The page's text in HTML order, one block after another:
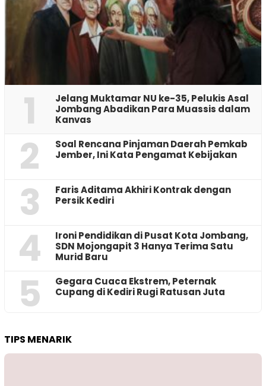
1
Jelang Muktamar NU ke-35, Pelukis Asal
Jombang Abadikan Para Muassis dalam
Kanvas
2
‎Soal Rencana Pinjaman Daerah Pemkab
Jember, Ini Kata Pengamat Kebijakan ‎
3
Faris Aditama Akhiri Kontrak dengan
Persik Kediri
4
Ironi Pendidikan di Pusat Kota Jombang,
SDN Mojongapit 3 Hanya Terima Satu
Murid Baru
5
‎Gegara Cuaca Ekstrem, Peternak
Cupang di Kediri Rugi Ratusan Juta
TIPS MENARIK